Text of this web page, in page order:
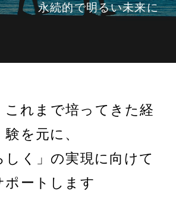
永続的で明るい未来に
これまで培ってきた経
験を元に、
しく」の実現に向けて
ポートします